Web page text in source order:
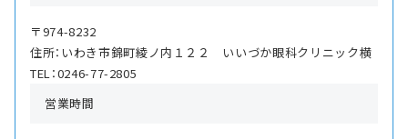
〒974-8232
住所：いわき市錦町綾ノ内１２２ いいづか眼科クリニック横
TEL：0246-77-2805
営業時間